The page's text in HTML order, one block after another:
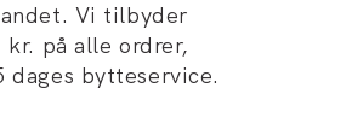
Vi tilbyder
på alle ordrer,
dages bytteservice.